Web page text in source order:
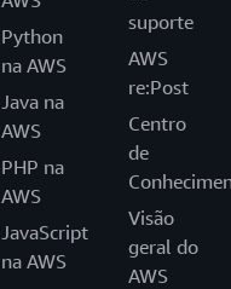
Python
na AWS
Java na
AWS
PHP na
AWS
JavaScript
na AWS
suporte
AWS
re:Post
Centro
de
Visão
geral do
AWS